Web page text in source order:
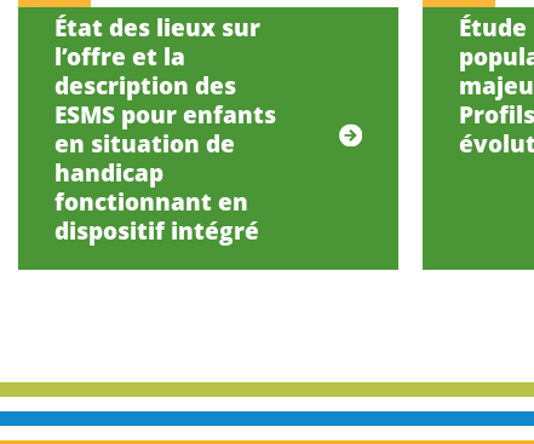
État des lieux sur
l’offre et la
description des
ESMS pour enfants
en situation de
handicap
fonctionnant en
dispositif intégré